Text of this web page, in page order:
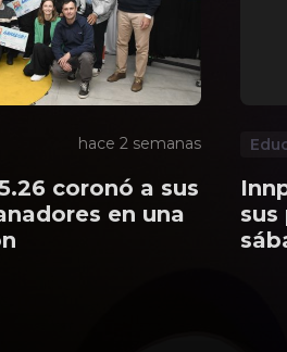
hace 2 semanas
coronó a sus
en una